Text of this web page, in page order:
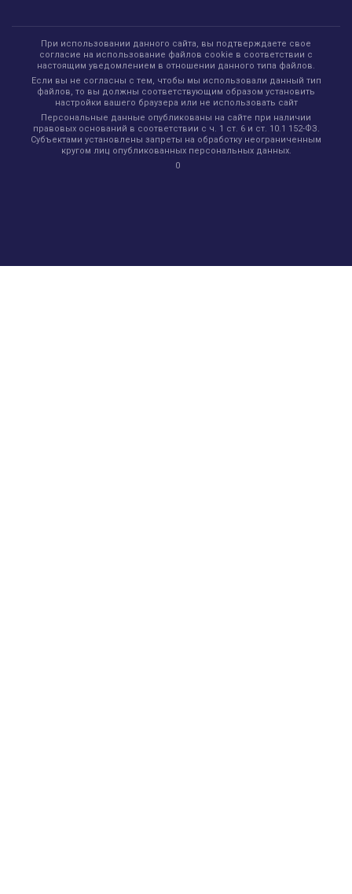
При использовании данного сайта, вы подтверждаете свое
согласие на использование файлов cookie в соответствии с
настоящим уведомлением в отношении данного типа файлов.
Если вы не согласны с тем, чтобы мы использовали данный тип
файлов, то вы должны соответствующим образом установить
настройки вашего браузера или не использовать сайт
Персональные данные опубликованы на сайте при наличии
правовых оснований в соответствии с ч. 1 ст. 6 и ст. 10.1 152-ФЗ.
Субъектами установлены запреты на обработку неограниченным
кругом лиц опубликованных персональных данных.
0